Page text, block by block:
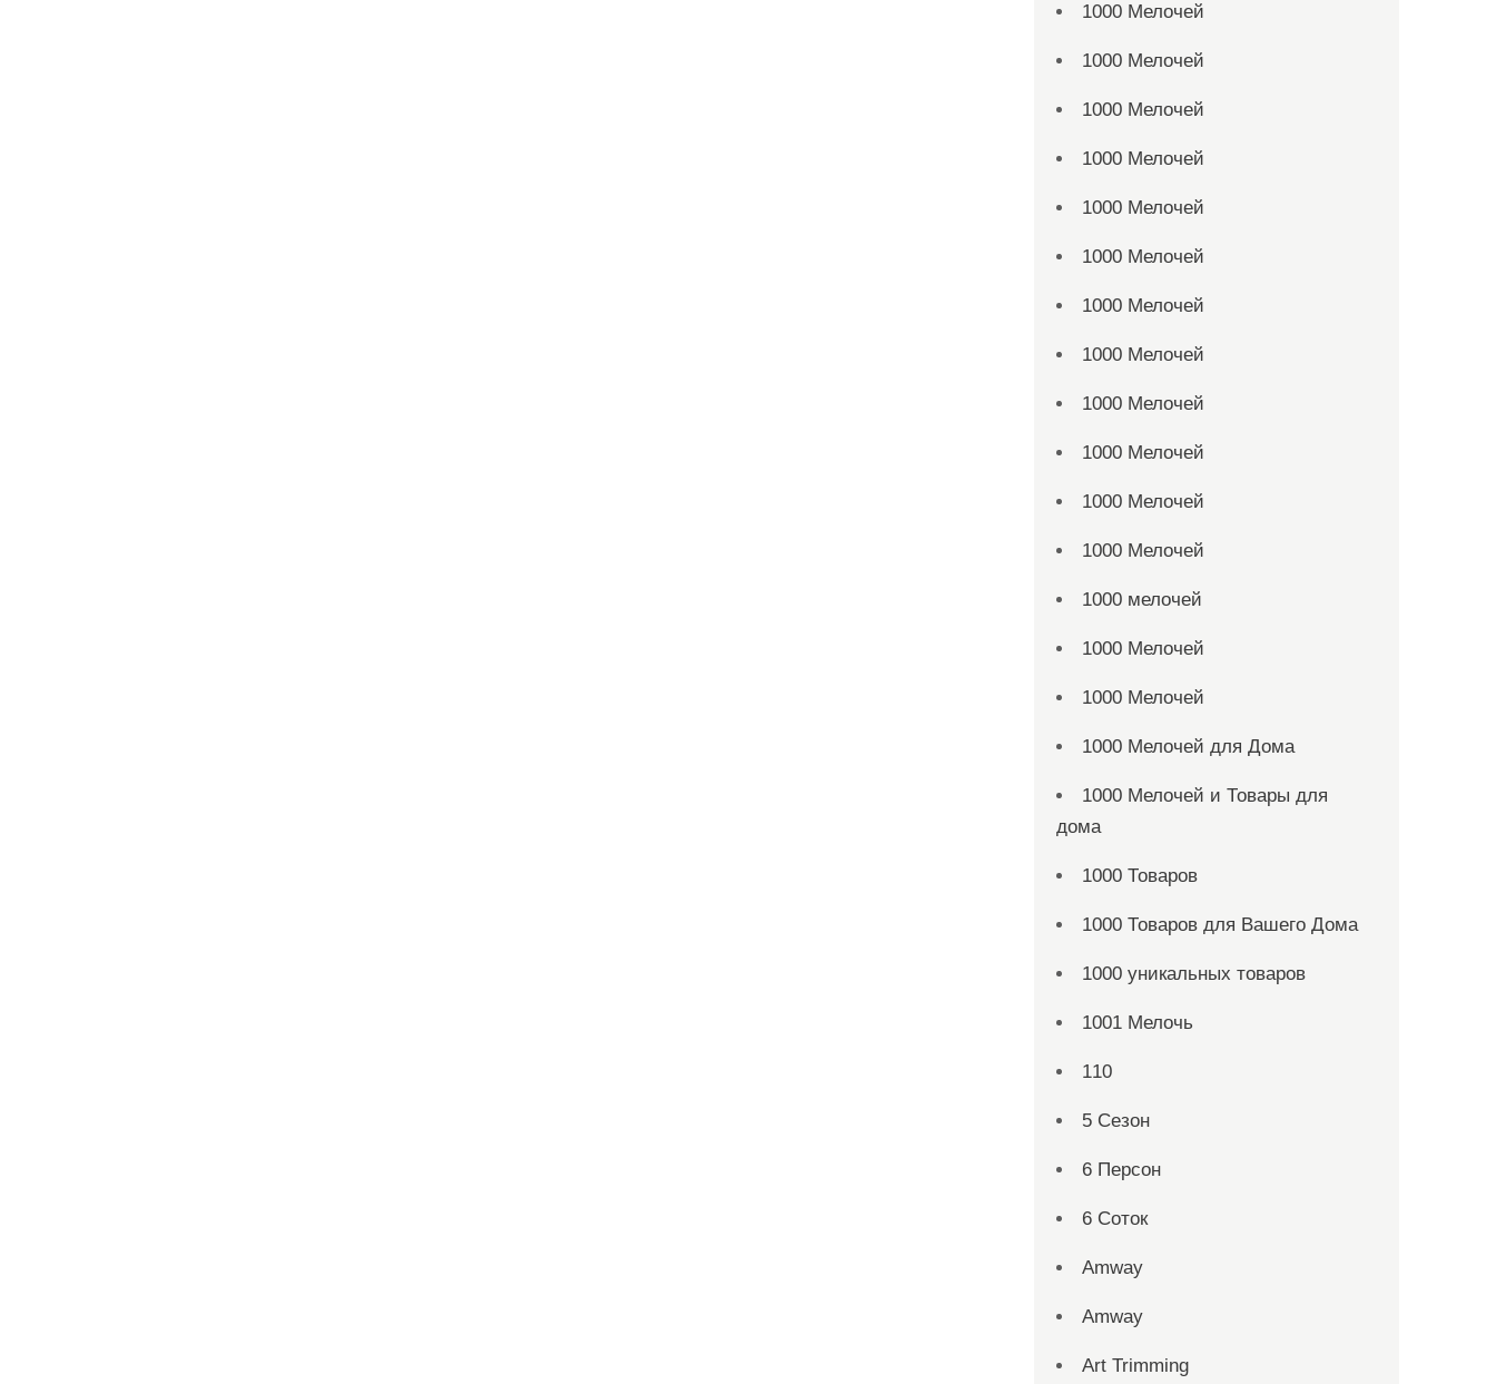
1000 Мелочей
1000 Мелочей
1000 Мелочей
1000 Мелочей
1000 Мелочей
1000 Мелочей
1000 Мелочей
1000 Мелочей
1000 Мелочей
1000 Мелочей
1000 Мелочей
1000 Мелочей
1000 мелочей
1000 Мелочей
1000 Мелочей
1000 Мелочей для Дома
1000 Мелочей и Товары для
дома
1000 Товаров
1000 Товаров для Вашего Дома
1000 уникальных товаров
1001 Мелочь
110
5 Сезон
6 Персон
6 Соток
Amway
Amway
Art Trimming